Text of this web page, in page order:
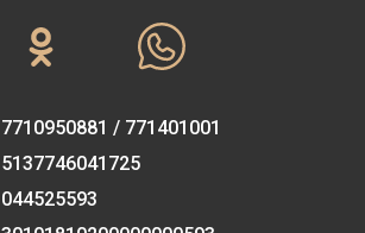
7710950881 / 771401001
5137746041725
044525593